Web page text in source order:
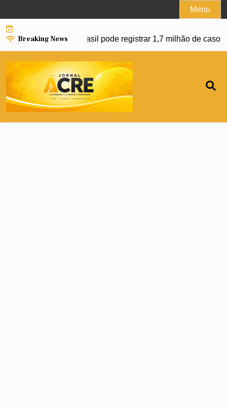
to
content
Menu
Breaking News
da dengue e Brasil pode registrar 1,7 milhão de casos